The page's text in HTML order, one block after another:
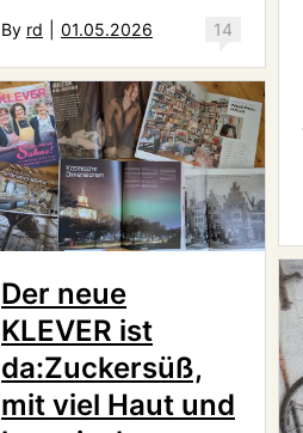
14
By rd 01.05.2026
Der neue
KLEVER ist
da:Zuckersüß,
mit viel Haut und